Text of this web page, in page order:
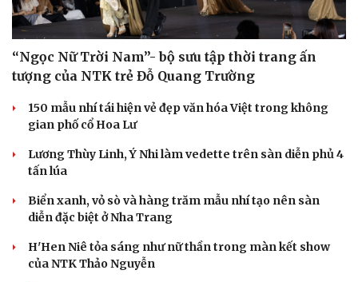
“Ngọc Nữ Trời Nam”- bộ sưu tập thời trang ấn
tượng của NTK trẻ Đỗ Quang Trường
150 mẫu nhí tái hiện vẻ đẹp văn hóa Việt trong không
gian phố cổ Hoa Lư
Lương Thùy Linh, Ý Nhi làm vedette trên sàn diễn phủ 4
tấn lúa
Biển xanh, vỏ sò và hàng trăm mẫu nhí tạo nên sàn
diễn đặc biệt ở Nha Trang
H'Hen Niê tỏa sáng như nữ thần trong màn kết show
của NTK Thảo Nguyễn